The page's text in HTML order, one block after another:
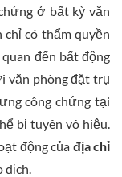
ở bất kỳ văn
chỉ có thẩm quyền
đến bất động
văn phòng đặt trụ
công chứng tại
bị tuyên vô hiệu.
động của địa chỉ